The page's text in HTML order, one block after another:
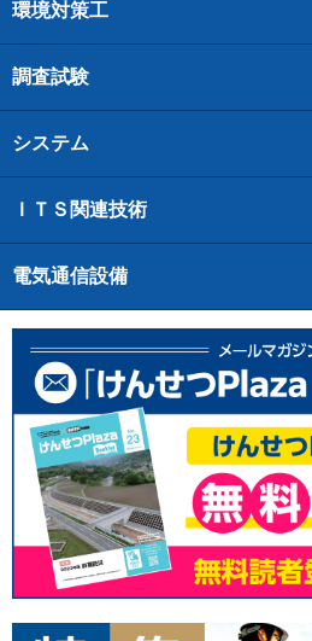
環境対策工
調査試験
システム
ＩＴＳ関連技術
電気通信設備